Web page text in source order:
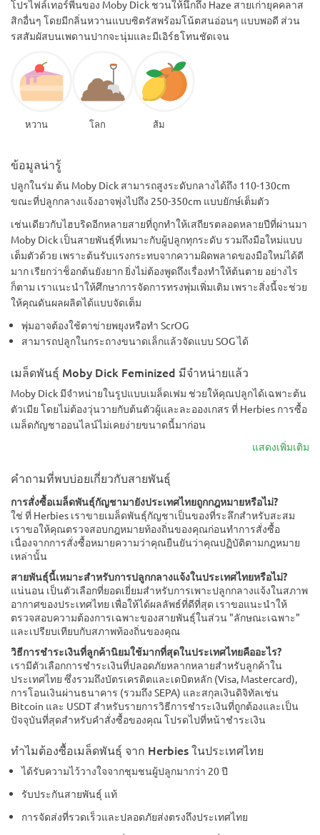
โปรไฟล์เทอร์พีนของ Moby Dick ชวนให้นึกถึง Haze สายเก่ายุคคลาส
สิกอื่นๆ โดยมีกลิ่นหวานแบบซิตรัสพร้อมโน้ตสนอ่อนๆ แบบพอดี ส่วน
รสสัมผัสบนเพดานปากจะนุ่มและมีเอิร์ธโทนชัดเจน
หวาน โลก ส้ม
ข้อมูลน่ารู้
ปลูกในร่ม ต้น Moby Dick สามารถสูงระดับกลางได้ถึง 110-130cm
ขณะที่ปลูกกลางแจ้งอาจพุ่งไปถึง 250-350cm แบบยักษ์เต็มตัว
เช่นเดียวกับไฮบริดอีกหลายสายที่ถูกทำให้เสถียรตลอดหลายปีที่ผ่านมา
Moby Dick เป็นสายพันธุ์ที่เหมาะกับผู้ปลูกทุกระดับ รวมถึงมือใหม่แบบ
เต็มตัวด้วย เพราะต้นรับแรงกระทบจากความผิดพลาดของมือใหม่ได้ดี
มาก เรียกว่าช็อกต้นยังยาก ยิ่งไม่ต้องพูดถึงเรื่องทำให้ต้นตาย อย่างไร
ก็ตาม เราแนะนำให้ศึกษาการจัดการทรงพุ่มเพิ่มเติม เพราะสิ่งนี้จะช่วย
ให้คุณดันผลผลิตได้แบบจัดเต็ม
พุ่มอาจต้องใช้ตาข่ายพยุงหรือทำ ScrOG
สามารถปลูกในกระถางขนาดเล็กแล้วจัดแบบ SOG ได้
เมล็ดพันธุ์ Moby Dick Feminized มีจำหน่ายแล้ว
Moby Dick มีจำหน่ายในรูปแบบเมล็ดเฟม ช่วยให้คุณปลูกได้เฉพาะต้น
ตัวเมีย โดยไม่ต้องวุ่นวายกับต้นตัวผู้และละอองเกสร ที่ Herbies การซื้อ
เมล็ดกัญชาออนไลน์ไม่เคยง่ายขนาดนี้มาก่อน
แสดงเพิ่มเติม
คำถามที่พบบ่อยเกี่ยวกับสายพันธุ์
การสั่งซื้อเมล็ดพันธุ์กัญชามายังประเทศไทยถูกกฎหมายหรือไม่?
ใช่ ที่ Herbies เราขายเมล็ดพันธุ์กัญชาเป็นของที่ระลึกสำหรับสะสม
เราขอให้คุณตรวจสอบกฎหมายท้องถิ่นของคุณก่อนทำการสั่งซื้อ
เนื่องจากการสั่งซื้อหมายความว่าคุณยืนยันว่าคุณปฏิบัติตามกฎหมาย
เหล่านั้น
สายพันธุ์นี้เหมาะสำหรับการปลูกกลางแจ้งในประเทศไทยหรือไม่?
แน่นอน เป็นตัวเลือกที่ยอดเยี่ยมสำหรับการเพาะปลูกกลางแจ้งในสภาพ
อากาศของประเทศไทย เพื่อให้ได้ผลลัพธ์ที่ดีที่สุด เราขอแนะนำให้
ตรวจสอบความต้องการเฉพาะของสายพันธุ์ในส่วน "ลักษณะเฉพาะ"
และเปรียบเทียบกับสภาพท้องถิ่นของคุณ
วิธีการชำระเงินที่ลูกค้านิยมใช้มากที่สุดในประเทศไทยคืออะไร?
เรามีตัวเลือกการชำระเงินที่ปลอดภัยหลากหลายสำหรับลูกค้าใน
ประเทศไทย ซึ่งรวมถึงบัตรเครดิตและเดบิตหลัก (Visa, Mastercard),
การโอนเงินผ่านธนาคาร (รวมถึง SEPA) และสกุลเงินดิจิทัลเช่น
Bitcoin และ USDT สำหรับรายการวิธีการชำระเงินที่ถูกต้องและเป็น
ปัจจุบันที่สุดสำหรับคำสั่งซื้อของคุณ โปรดไปที่หน้าชำระเงิน
ทำไมต้องซื้อเมล็ดพันธุ์ จาก Herbies ในประเทศไทย
ได้รับความไว้วางใจจากชุมชนผู้ปลูกมากว่า 20 ปี
รับประกันสายพันธุ์ แท้
การจัดส่งที่รวดเร็วและปลอดภัยส่งตรงถึงประเทศไทย